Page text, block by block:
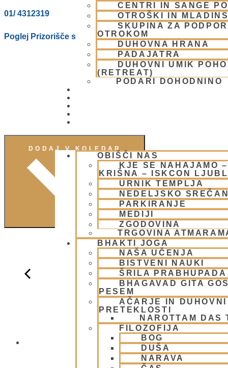
CENTRI IN SANGE
OTROŠKI IN
SKUPINA ZA
OTROKOM
DUHOVNA HRANA
PADAJATRA
DUHOVNI UMIK
(RETREAT)
PODARI DOHODNINO
OBIŠČI NAS
KJE SE NAHAJAMO
KRIŠNA – ISKCON
URNIK TEMPLJA
NEDELJSKO
PARKIRANJE
MEDIJI
ZGODOVINA
TRGOVINA
BHAKTI JOGA
NAŠA UČENJA
BISTVENI NAUKI
ŠRILA PRABHUPADA
BHAGAVAD GITA
PESEM
AČARJE IN
PRETEKLOSTI
NAROTTAM DAS
FILOZOFIJA
BOG
DUŠA
NARAVA
01/ 4312319
Poglej Prizorišče spletno stran